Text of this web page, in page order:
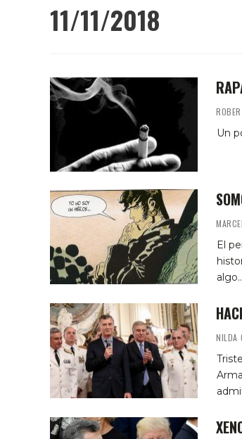
11/11/2018
Un
El
NILDA